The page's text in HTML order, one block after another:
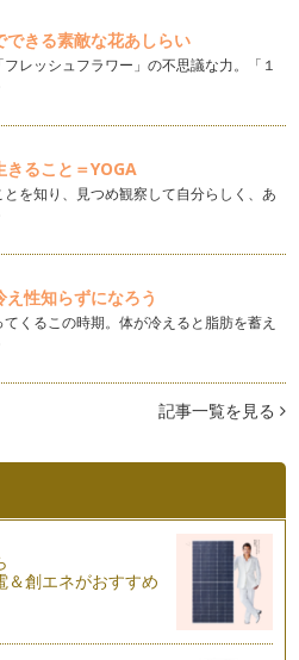
アルバムを作ろう①「おまかせ！
めたいけれど、写真を選ぶ時間が
し…
ックや2014年のカレンダーを楽
並びが良く、最大で９日間にもな
けられた…
選ぶ2013年のベスト・フォトブ
でアルバムを作られましたか？
…
クニック☆無料ソフトを使って今
とめて管理しよう！Dropbox活
ごと１冊に！フォトバインダー活
子どもの行事も盛りだくさん！
季節です…
できる素敵な花あしらい
レッシュフラワー」の不思議な力。「１
きること＝YOGA
を知り、見つめ観察して自分らしく、あ
性知らずになろう
くるこの時期。体が冷えると脂肪を蓄え
記事一覧を見る
＆創エネがおすすめ